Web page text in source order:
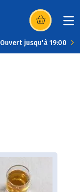
(s’ouvre dans
Ouvert jusqu'à 19:00